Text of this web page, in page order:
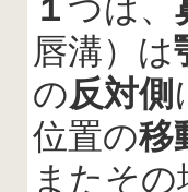
１ つは、
唇溝）は
の反対側
位置の移
またその